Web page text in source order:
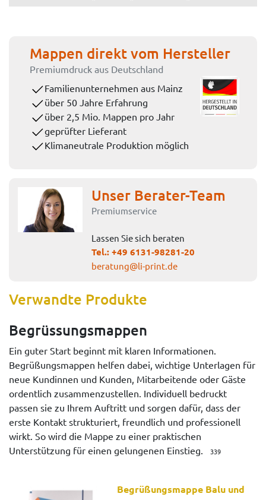
Mappen direkt vom Hersteller
Premiumdruck aus Deutschland
Familienunternehmen aus Mainz
über 50 Jahre Erfahrung
über 2,5 Mio. Mappen pro Jahr
geprüfter Lieferant
Klimaneutrale Produktion möglich
Unser Berater-Team
Premiumservice
Lassen Sie sich beraten
Tel.:+49 6131-98281-20
beratung@li-print.de
Verwandte Produkte
Begrüssungsmappen
Ein guter Start beginnt mit klaren Informationen.
Begrüßungsmappen helfen dabei, wichtige Unterlagen für
neue Kundinnen und Kunden, Mitarbeitende oder Gäste
ordentlich zusammenzustellen. Individuell bedruckt
passen sie zu Ihrem Auftritt und sorgen dafür, dass der
erste Kontakt strukturiert, freundlich und professionell
wirkt. So wird die Mappe zu einer praktischen
Unterstützung für einen gelungenen Einstieg.
339
Begrüßungsmappe Balu und